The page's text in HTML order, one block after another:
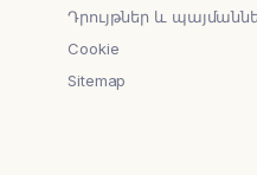
Դրույթներ և
Cookie
Sitemap